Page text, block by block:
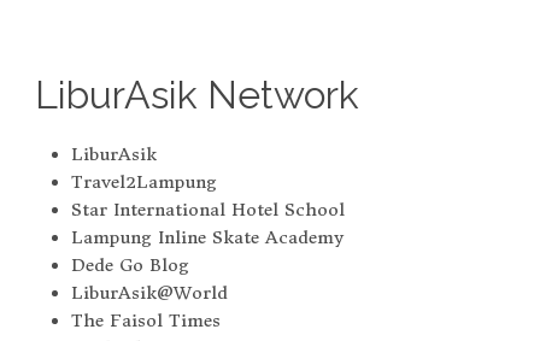
LiburAsik Network
LiburAsik
Travel2Lampung
Star International Hotel School
Lampung Inline Skate Academy
Dede Go Blog
LiburAsik@World
The Faisol Times